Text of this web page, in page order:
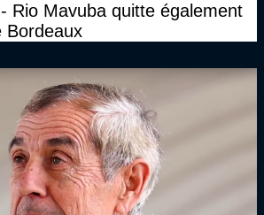
Rio Mavuba quitte également
Bordeaux